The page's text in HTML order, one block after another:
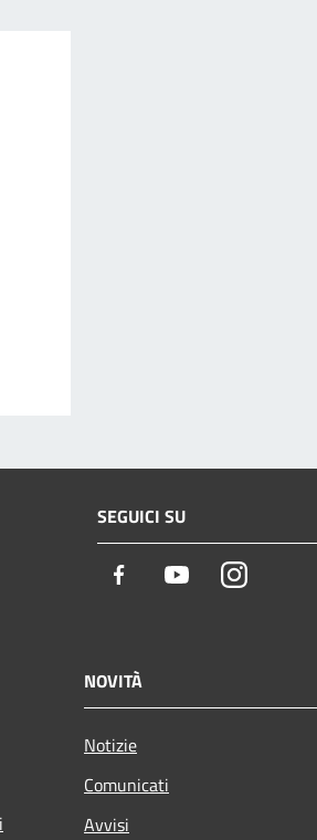
SEGUICI SU
Facebook YoutubeInstagram
NOVITÀ
Notizie
Comunicati
Avvisi